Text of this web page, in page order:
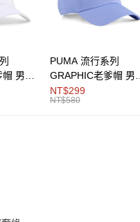
NT$1,800(含以上)免運費
男女
PUMA 流行系列
GRAPHIC老爹帽 男女
共同
NT$299
NT$580